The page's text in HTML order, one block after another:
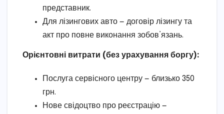
представник.
Для лізингових авто — договір лізингу та
акт про повне виконання зобов’язань.
Орієнтовні витрати (без урахування боргу):
Послуга сервісного центру — близько 350
грн.
Нове свідоцтво про реєстрацію —